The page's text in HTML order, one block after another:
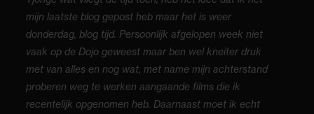
mijn laatste blog gepost heb maar het is weer
donderdag, blog tijd. Persoonlijk afgelopen week niet
vaak op de Dojo geweest maar ben wel kneiter druk
met van alles en nog wat, met name mijn achterstand
proberen weg te werken aangaande films die ik
recentelijk opgenomen heb. Daarnaast moet ik echt